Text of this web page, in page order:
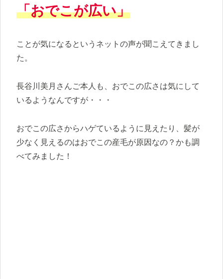
「おでこが広い」
ことが気になるというネットの声が聞こえてきまし
た。
長谷川美月さんご本人も、おでこの広さは気にして
いるようなんですが・・・
おでこの広さからハゲているように見えたり、髪が
少なく見えるのはおでこの産毛が原因なの？かも調
べてみました！